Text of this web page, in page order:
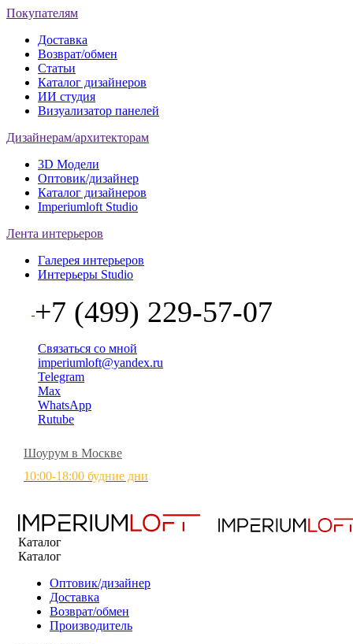
Покупателям
Доставка
Возврат/обмен
Статьи
Каталог дизайнеров
ИИ студия
Визуализатор панелей
Дизайнерам/архитекторам
3D Модели
Оптовик/дизайнер
Каталог дизайнеров
Imperiumloft Studio
Лента интерьеров
Галерея интерьеров
Интерьеры Studio
+7 (499) 229-57-07
Связаться со мной
imperiumloft@yandex.ru
Telegram
Max
WhatsApp
Rutube
Шоурум в Москве
10:00-18:00 будние дни
Каталог
Каталог
Оптовик/дизайнер
Доставка
Возврат/обмен
Производитель